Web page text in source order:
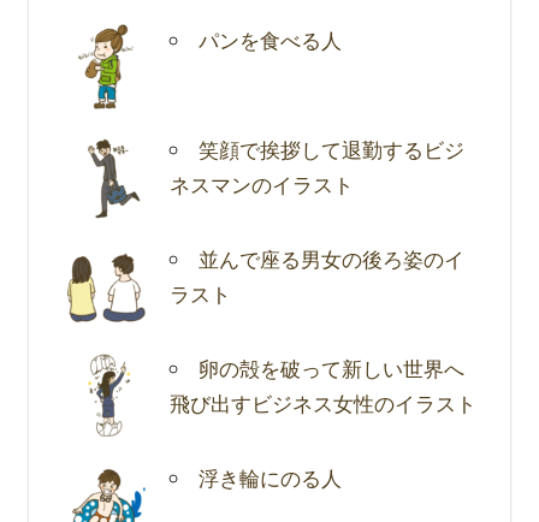
パンを食べる人
笑顔で挨拶して退勤するビジ
ネスマンのイラスト
並んで座る男女の後ろ姿のイ
ラスト
卵の殻を破って新しい世界へ
飛び出すビジネス女性のイラスト
浮き輪にのる人